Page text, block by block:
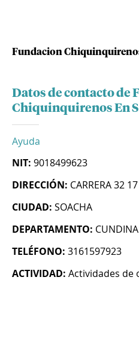
Fundacion
Datos de contacto de
Chiquinquirenos En
Ayuda
NIT: 9018499623
DIRECCIÓN: CARRERA 32
CIUDAD: SOACHA
DEPARTAMENTO:
TELÉFONO: 3161597923
ACTIVIDAD: Actividades de